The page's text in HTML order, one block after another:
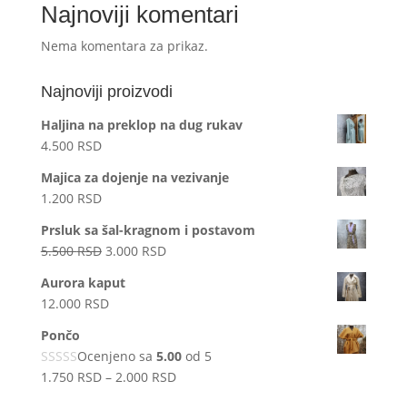
Najnoviji komentari
Nema komentara za prikaz.
Najnoviji proizvodi
Haljina na preklop na dug rukav
4.500 RSD
Majica za dojenje na vezivanje
1.200 RSD
Prsluk sa šal-kragnom i postavom
5.500RSD Originalna
je
bila:
3.000 RSDTrenutna
Aurora kaput
12.000 RSD
Pončo
Ocenjeno sa 5.00od 5
1.750 RSD – 2.000 RSDRaspon